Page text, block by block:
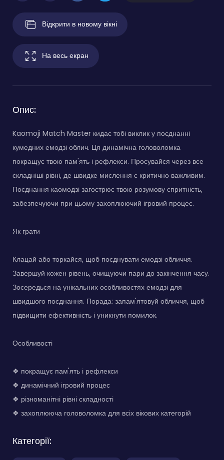
Відкрити в новому вікні
На весь екран
Опис:
Kaomoji Match Master кидає тобі виклик у поєднанні
кумедних емодзі облич. Ця динамічна головоломка
покращує твою пам'ять і рефлекси. Просувайся через все
складніші рівні, де швидке мислення є критично важливим.
Поєднання каомодзі загострює твою розумову спритність,
забезпечуючи при цьому захоплюючий ігровий процес.
Як грати
Клацай або торкайся, щоб поєднувати емодзі обличчя.
Завершуй кожен рівень, очищуючи пари до закінчення часу.
Зосередься на унікальних особливостях емодзі для
швидшого поєднання. Порада: запам'ятовуй обличчя, щоб
підвищити ефективність і уникнути помилок.
Особливості
❖ покращує пам'ять і рефлекси
❖ динамічний ігровий процес
❖ різноманітні рівні складності
❖ захоплююча головоломка для всіх вікових категорій
Категорії: